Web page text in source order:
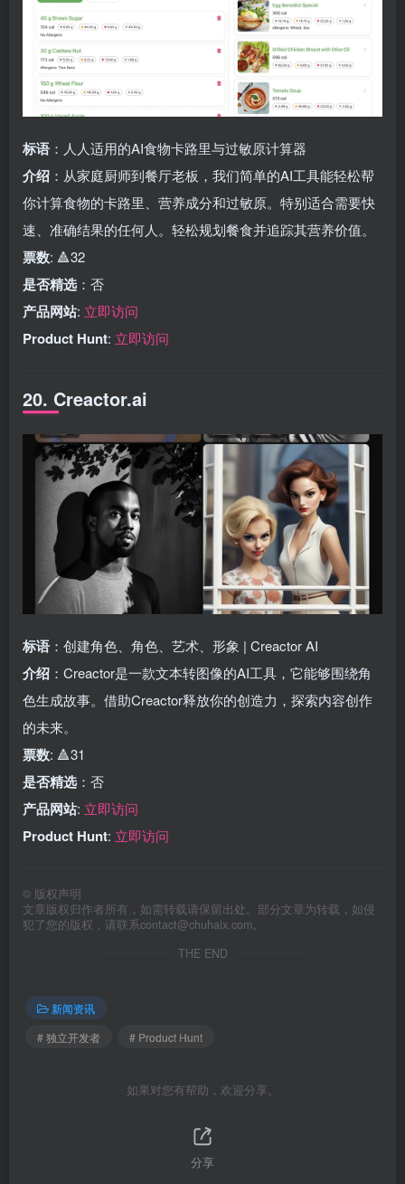
标语 ：人人适用的AI食物卡路里与过敏原计算器
介绍 ：从家庭厨师到餐厅老板，我们简单的AI工具能轻松帮
你计算食物的卡路里、营养成分和过敏原。特别适合需要快
速、准确结果的任何人。轻松规划餐食并追踪其营养价值。
票数: 🔺32
是否精选 ：否
产品网站: 立即访问
Product Hunt: 立即访问
20. Creactor.ai
标语 ：创建角色、角色、艺术、形象 | Creactor AI
介绍 ：Creactor是一款文本转图像的AI工具，它能够围绕角
色生成故事。借助Creactor释放你的创造力，探索内容创作
的未来。
票数: 🔺31
是否精选 ：否
产品网站: 立即访问
Product Hunt: 立即访问
© 版权声明
文章版权归作者所有，如需转载请保留出处。部分文章为转载，如侵
犯了您的版权，请联系contact@chuhaix.com。
THE END
新闻资讯
# 独立开发者
# Product Hunt
如果对您有帮助，欢迎分享。
分享